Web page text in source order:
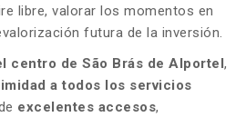
libre, valorar los momentos en
futura de la inversión.
centro de São Brás de Alportel ,
a todos los servicios
excelentes accesos,